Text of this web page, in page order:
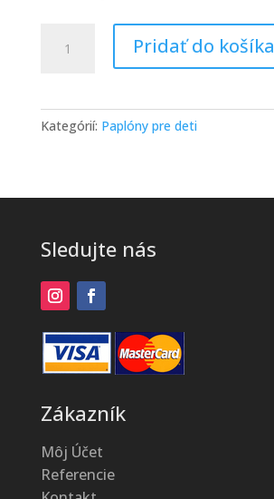
HAMAVISS
100x135cm
Pridať do košíka
Kategórií: Paplóny pre deti
Sledujte nás
Zákazník
Môj Účet
Referencie